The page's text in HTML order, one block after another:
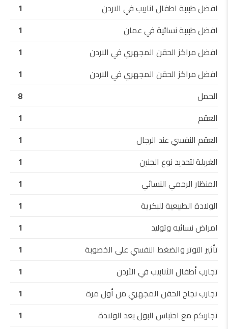
افضل طبيبة اطفال انابيب في الاردن
1
افضل طبيبة نسائية في عمان
1
افضل مراكز الحقن المجهري في الاردن
1
افضل مراكز الحقن المجهري في الاردن
1
الحمل
8
العقم
1
العقم النفسي عند الرجال
1
الغربلة لتحديد نوع الجنين
1
المنظار الرحمي النسائي
1
الولادة الطبيعية للبكرية
1
امراض نسائيه وتوليد
1
تأثير التوتر والضغط النفسي على الخصوبة
1
تجارب أطفال الأنابيب في الأردن
1
تجارب نجاح الحقن المجهري من أول مرة
1
تجاربكم مع احتباس البول بعد الولادة
1